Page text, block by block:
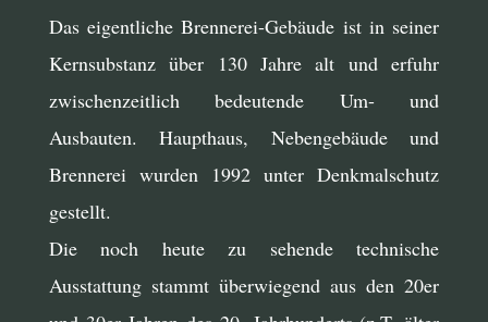
Das eigentliche Brennerei-Gebäude ist in seiner
Kernsubstanz über 130 Jahre alt und erfuhr
zwischenzeitlich bedeutende Um- und
Ausbauten. Haupthaus, Nebengebäude und
Brennerei wurden 1992 unter Denkmalschutz
gestellt.
Die noch heute zu sehende technische
Ausstattung stammt überwiegend aus den 20er